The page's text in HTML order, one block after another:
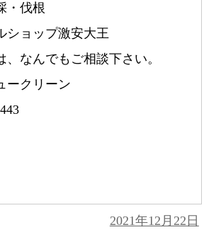
・伐根
ョップ激安大王
、なんでもご相談下さい。
ークリーン
投
2021年12月22日